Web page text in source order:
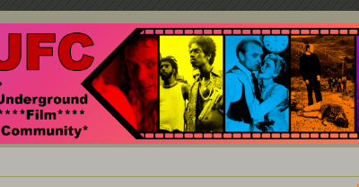
jenseits des Mainstreams.